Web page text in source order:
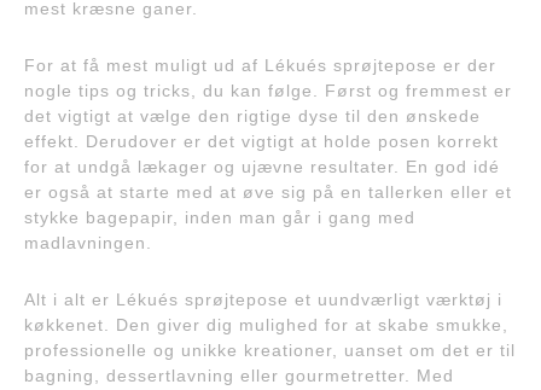
mest kræsne ganer.
For at få mest muligt ud af Lékués sprøjtepose er der
nogle tips og tricks, du kan følge. Først og fremmest er
det vigtigt at vælge den rigtige dyse til den ønskede
effekt. Derudover er det vigtigt at holde posen korrekt
for at undgå lækager og ujævne resultater. En god idé
er også at starte med at øve sig på en tallerken eller et
stykke bagepapir, inden man går i gang med
madlavningen.
Alt i alt er Lékués sprøjtepose et uundværligt værktøj i
køkkenet. Den giver dig mulighed for at skabe smukke,
professionelle og unikke kreationer, uanset om det er til
bagning, dessertlavning eller gourmetretter. Med